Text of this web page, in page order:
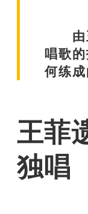
由王
唱歌
何练成
王菲
独唱